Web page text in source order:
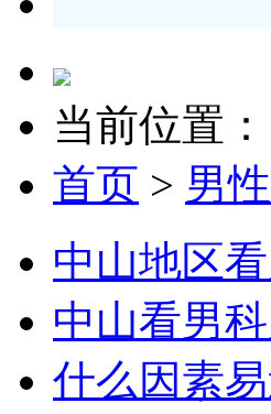
当前位置：
首页 > 男
中山地区
中山看男
什么因素